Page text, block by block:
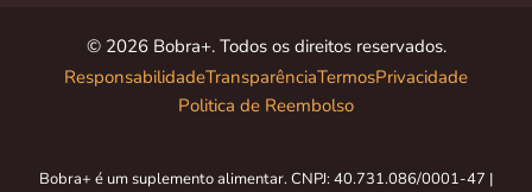
© 2026 Bobra+. Todos os direitos reservados.
ResponsabilidadeTransparênciaTermosPrivacidade
Politica de Reembolso
Bobra+ é um suplemento alimentar. CNPJ: 40.731.086/0001-47 |